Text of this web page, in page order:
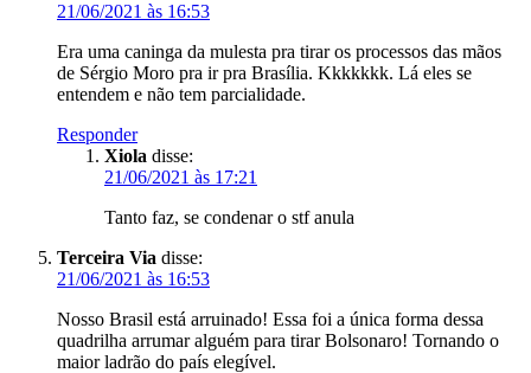
21/06/2021 às 16:53
Era uma caninga da mulesta pra tirar os processos das mãos
de Sérgio Moro pra ir pra Brasília. Kkkkkkk. Lá eles se
entendem e não tem parcialidade.
Responder
Xiola disse:
21/06/2021 às 17:21
Tanto faz, se condenar o stf anula
Terceira Via disse:
21/06/2021 às 16:53
Nosso Brasil está arruinado! Essa foi a única forma dessa
quadrilha arrumar alguém para tirar Bolsonaro! Tornando o
maior ladrão do país elegível.